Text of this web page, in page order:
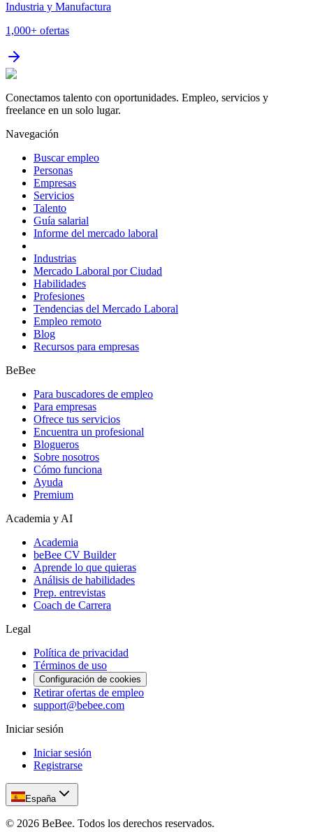
Industria y Manufactura
1,000+ ofertas
Conectamos talento con oportunidades. Empleo, servicios y
freelance en un solo lugar.
Navegación
Buscar empleo
Personas
Empresas
Servicios
Talento
Guía salarial
Informe del mercado laboral
Industrias
Mercado Laboral por Ciudad
Habilidades
Profesiones
Tendencias del Mercado Laboral
Empleo remoto
Blog
Recursos para empresas
BeBee
Para buscadores de empleo
Para empresas
Ofrece tus servicios
Encuentra un profesional
Blogueros
Sobre nosotros
Cómo funciona
Ayuda
Premium
Academia y AI
Academia
beBee CV Builder
Aprende lo que quieras
Análisis de habilidades
Prep. entrevistas
Coach de Carrera
Legal
Política de privacidad
Términos de uso
Configuración de cookies
Retirar ofertas de empleo
support@bebee.com
Iniciar sesión
Iniciar sesión
Registrarse
España
© 2026 BeBee. Todos los derechos reservados.